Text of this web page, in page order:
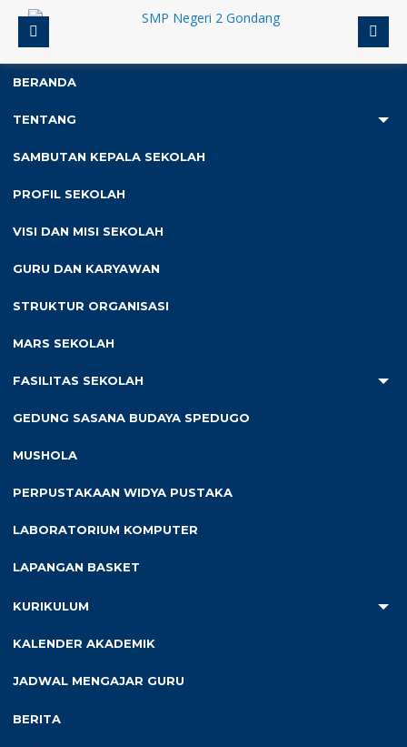
BERANDA
TENTANG
SAMBUTAN KEPALA SEKOLAH
PROFIL SEKOLAH
VISI DAN MISI SEKOLAH
GURU DAN KARYAWAN
STRUKTUR ORGANISASI
MARS SEKOLAH
FASILITAS SEKOLAH
GEDUNG SASANA BUDAYA SPEDUGO
MUSHOLA
PERPUSTAKAAN WIDYA PUSTAKA
LABORATORIUM KOMPUTER
LAPANGAN BASKET
KURIKULUM
KALENDER AKADEMIK
JADWAL MENGAJAR GURU
BERITA
ustaz A’arif
0
ustaz A’arif
Baca Juga :
English Glad With Mr.